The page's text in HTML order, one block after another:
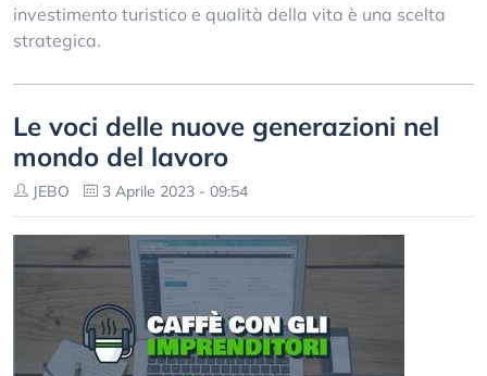
investimento turistico e qualità della vita è una scelta
strategica.
Le voci delle nuove generazioni nel
mondo del lavoro
JEBO 3 Aprile 2023 - 09:54